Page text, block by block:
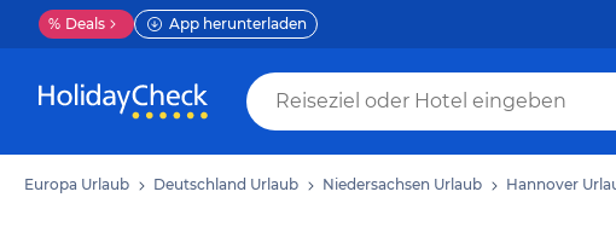
% Deals App herunterladen
Europa Urlaub Deutschland Urlaub Niedersachsen Urlaub Hannover